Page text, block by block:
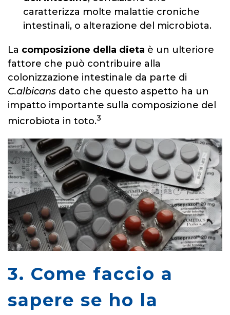
caratterizza molte malattie croniche
intestinali, o alterazione del microbiota.
La composizione della dieta è un ulteriore
fattore che può contribuire alla
colonizzazione intestinale da parte di
C.albicans dato che questo aspetto ha un
impatto importante sulla composizione del
microbiota in toto.3
3. Come faccio a
sapere se ho la